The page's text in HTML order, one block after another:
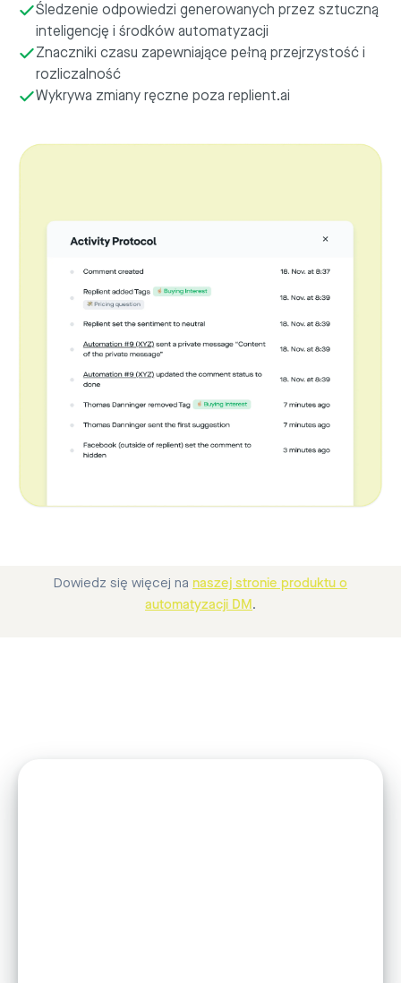
Śledzenie odpowiedzi generowanych przez sztuczną
inteligencję i środków automatyzacji
Znaczniki czasu zapewniające pełną przejrzystość i
rozliczalność
Wykrywa zmiany ręczne poza replient.ai
Dowiedz się więcej na naszej stronie produktu o
automatyzacji DM.